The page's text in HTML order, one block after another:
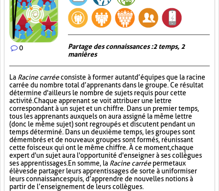
0
Partage des connaissances : 2 temps, 2
manières
La Racine carréeconsiste à former autant d’équipes que la racine
carrée du nombre total d’apprenants dans le groupe. Ce résultat
détermine d'ailleurs le nombre de sujets requis pour cette
activité. Chaque apprenant se voit attribuer une lettre
correspondant à un sujet et un chiffre. Dans un premier temps,
tous les apprenants auxquels on aura assigné la même lettre
(donc le même sujet) sont regroupés et discutent pendant un
temps déterminé. Dans un deuxième temps, les groupes sont
démembrés et de nouveaux groupes sont formés, réunissant
cette fois ceux qui ont le même chiffre. À ce moment, chaque
expert d'un sujet aura l'opportunité d'enseigner à ses collègues
ses apprentissages. En somme, la Racine carréepermet aux
élèves de partager leurs apprentissages de sorte à uniformiser
leurs connaissances puis, d’apprendre de nouvelles notions à
partir de l’enseignement de leurs collègues.